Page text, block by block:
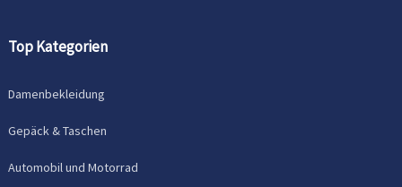
Top Kategorien
Damenbekleidung
Gepäck & Taschen
Automobil und Motorrad